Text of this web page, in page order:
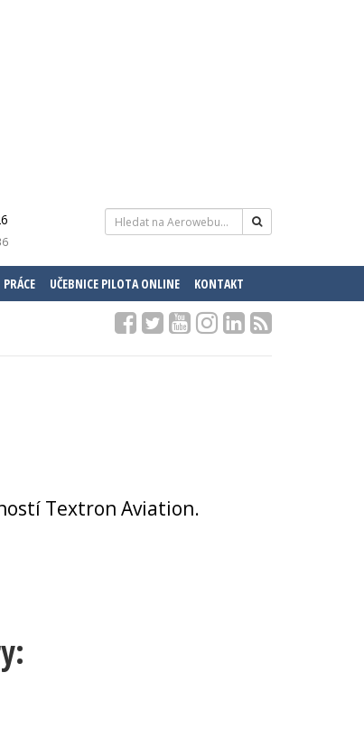
PRÁCE UČEBNICE PILOTA ONLINE KONTAKT
Textron Aviation.